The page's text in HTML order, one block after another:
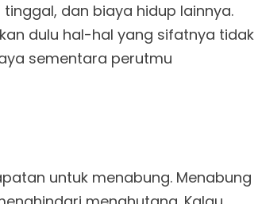
dan biaya hidup lainnya.
dulu hal-hal yang sifatnya tidak
sementara perutmu
untuk menabung. Menabung